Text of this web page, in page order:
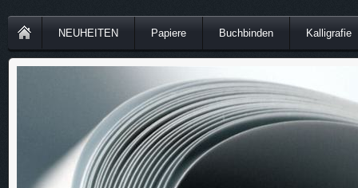
NEUHEITEN Papiere Buchbinden Kalligrafie